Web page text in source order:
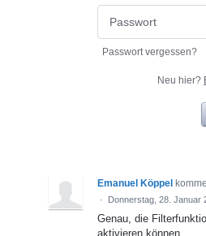
Passwort vergessen?
Neu hier?
Emanuel Köppel
· Donnerstag, 28. Januar
Genau, die
aktivieren können.